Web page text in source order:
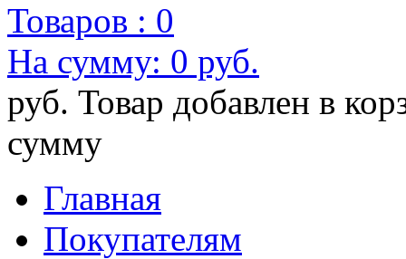
Товаров : 0
На сумму: 0 руб.
руб. Товар добавлен в
сумму
Главная
Покупателям